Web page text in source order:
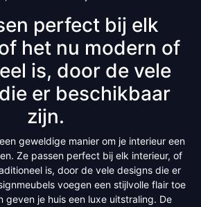
perfect bij elk
het nu modern of
is, door de vele
er beschikbaar
zijn.
geweldige manier om je interieur een
Ze passen perfect bij elk interieur, of
is, door de vele designs die er
voegen een stijlvolle flair toe
geven je huis een luxe uitstraling. De